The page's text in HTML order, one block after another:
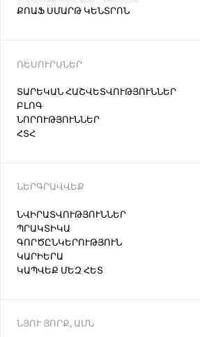
ՔՈԱՖ ՍՄԱՐԹ ԿԵՆՏՐՈՆ
ՌԵՍՈՒՐՍՆԵՐ
ՏԱՐԵԿԱՆ ՀԱՇՎԵՏՎՈՒԹՅՈՒՆՆԵՐ
ԲԼՈԳ
ՆՈՐՈՒԹՅՈՒՆՆԵՐ
ՀՏՀ
ՆԵՐԳՐԱՎՎԵՔ
ՆՎԻՐԱՏՎՈՒԹՅՈՒՆՆԵՐ
ՊՐԱԿՏԻԿԱ
ԳՈՐԾԸՆԿԵՐՈՒԹՅՈՒՆ
ԿԱՐԻԵՐԱ
ԿԱՊՎԵՔ ՄԵԶ ՀԵՏ
ՆՅՈՒ ՅՈՐՔ, ԱՄՆ